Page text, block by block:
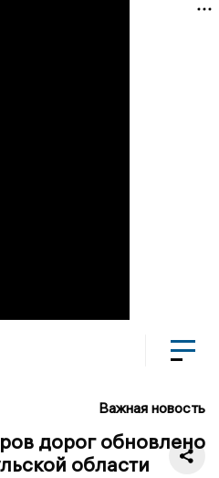
Важная новость
дорог обновлено
области